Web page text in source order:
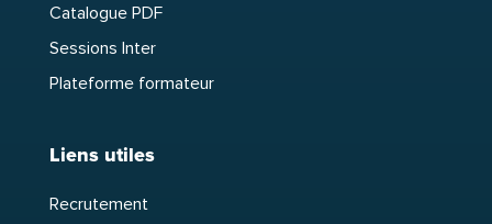
Catalogue PDF
Sessions Inter
Plateforme formateur
Liens utiles
Recrutement